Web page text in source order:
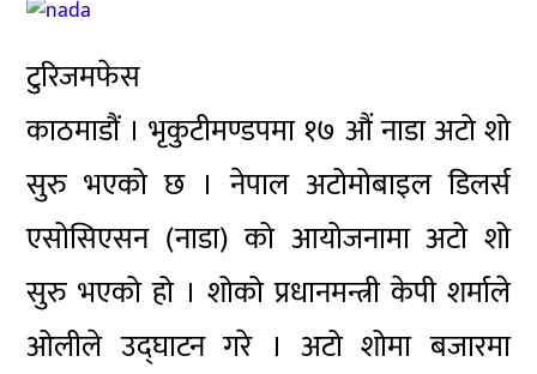
टुरिजमफेस
काठमाडौं । भृकुटीमण्डपमा १७ औं नाडा अटो शो
सुरु भएको छ । नेपाल अटोमोबाइल डिलर्स
एसोसिएसन (नाडा) को आयोजनामा अटो शो
सुरु भएको हो । शोको प्रधानमन्त्री केपी शर्माले
ओलीले उद्घाटन गरे । अटो शोमा बजारमा